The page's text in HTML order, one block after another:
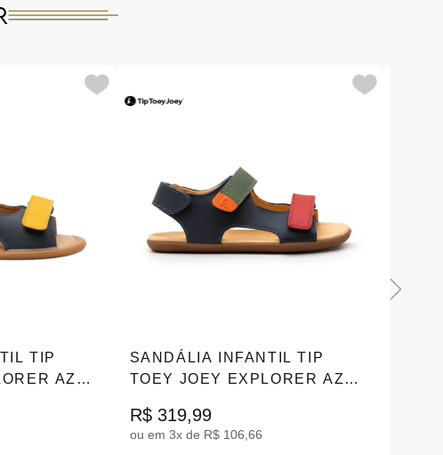
TIP
AZUL
SANDÁLIA INFANTIL TIP
TOEY JOEY EXPLORER AZUL
R$ 319,99
ou em 3x de R$ 106,66